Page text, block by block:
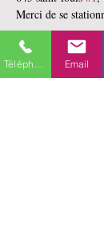
Merci de se
En lire plus >
Email